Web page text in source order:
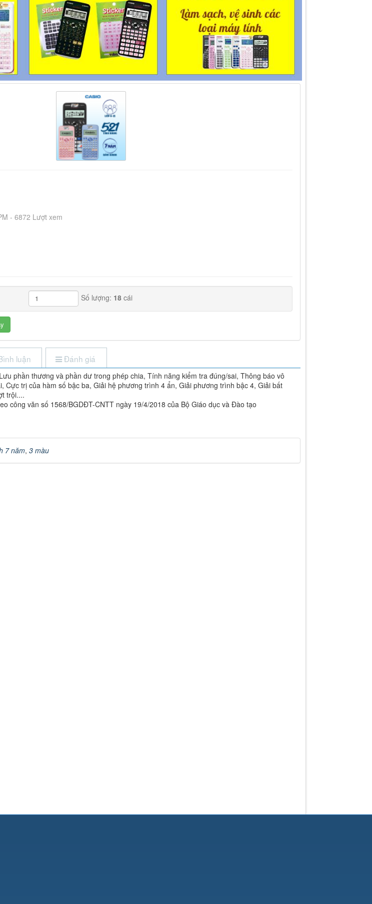
- 6872 Lượt xem
Số lượng: 18 cái
luận Đánh giá
phần thương và phần dư trong phép chia, Tính năng kiểm tra đúng/sai, Thông báo vô
Cực trị của hàm số bậc ba, Giải hệ phương trình 4 ẩn, Giải phương trình bậc 4, Giải bất
trội....
công văn số 1568/BGDĐT-CNTT ngày 19/4/2018 của Bộ Giáo dục và Đào tạo
7 năm, 3 màu